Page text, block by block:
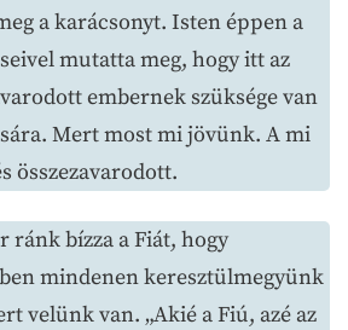
a karácsonyt. Isten éppen a
mutatta meg, hogy itt az
embernek szüksége van
Mert most mi jövünk. A mi
összezavarodott.
ránk bízza a Fiát, hogy
mindenen keresztülmegyünk
velünk van. „Akié a Fiú, azé az